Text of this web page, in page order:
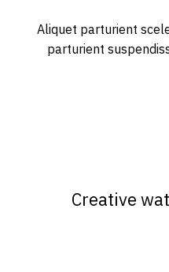
Aliquet parturient
parturient
Creative